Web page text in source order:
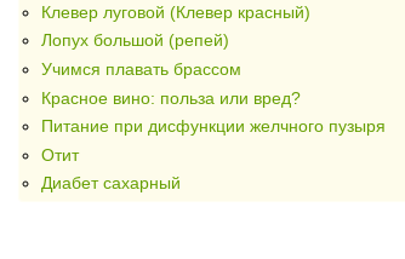
Клевер луговой (Клевер красный)
Лопух большой (репей)
Учимся плавать брассом
Красное вино: польза или вред?
Питание при дисфункции желчного пузыря
Отит
Диабет сахарный